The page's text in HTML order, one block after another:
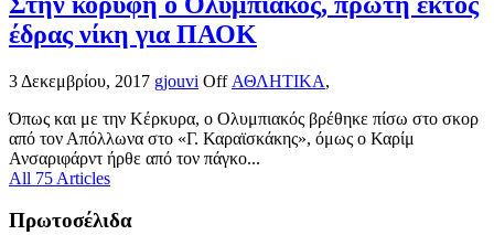
έδρας νίκη για ΠΑΟΚ
3 Δεκεμβρίου, 2017 gjouvi Off ΑΘΛΗΤΙΚΑ,
Όπως και με την Κέρκυρα, ο Ολυμπιακός βρέθηκε πίσω στο σκορ
από τον Απόλλωνα στο «Γ. Καραϊσκάκης», όμως ο Καρίμ
Ανσαριφάρντ ήρθε από τον πάγκο...
All 75 Articles
Πρωτοσέλιδα